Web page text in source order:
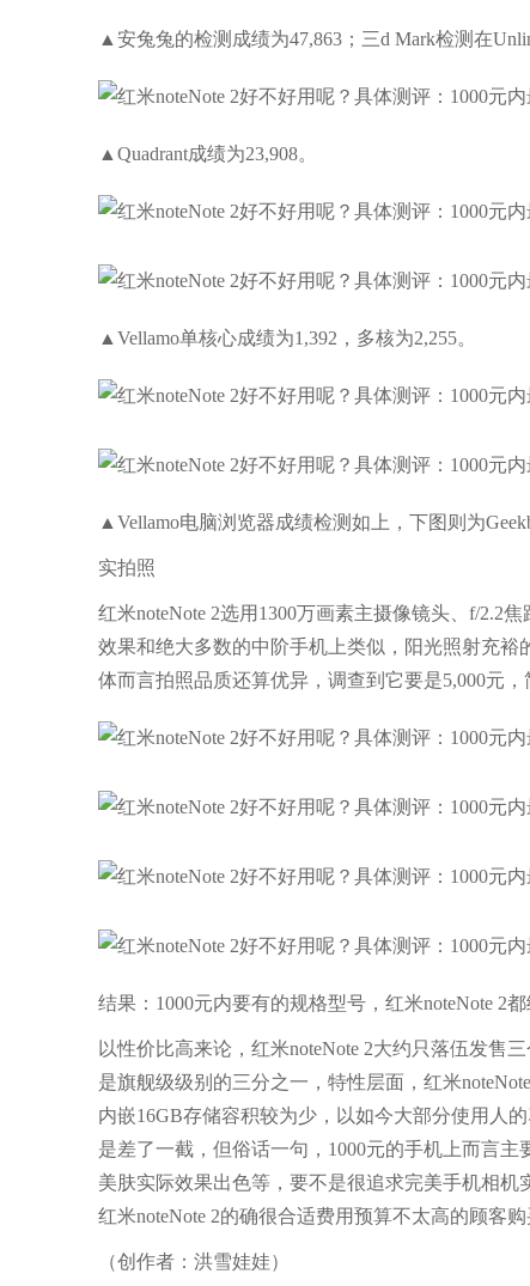
▲安兔兔的检测成绩为47,863；三d Mark检测在
▲Quadrant成绩为23,908。
▲Vellamo单核心成绩为1,392，多核为2,255。
▲Vellamo电脑浏览器成绩检测如上，下图则为
实拍照
红米noteNote 2选用1300万画素主摄像镜头、f/2.2
效果和绝大多数的中阶手机上类似，阳光照射充
体而言拍照品质还算优异，调查到它要是5,000元，
结果：1000元内要有的规格型号，红米noteNote 2都
以性价比高来论，红米noteNote 2大约只落伍发售
是旗舰级级别的三分之一，特性层面，红米
内嵌16GB存储容积较为少，以如今大部分使用人
是差了一截，但俗话一句，1000元的手机上而言
美肤实际效果出色等，要不是很追求完美手机相机
红米noteNote 2的确很合适费用预算不太高的顾客购
（创作者：洪雪娃娃）